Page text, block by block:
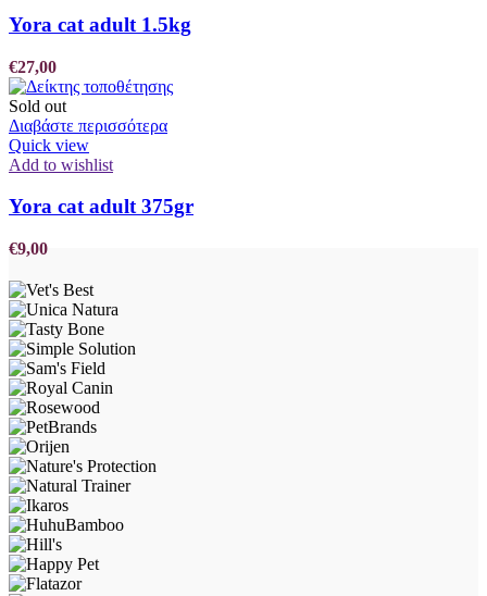
Yora cat adult 1.5kg
€27,00
Sold out
Διαβάστε περισσότερα
Quick view
Add to wishlist
Yora cat adult 375gr
€9,00